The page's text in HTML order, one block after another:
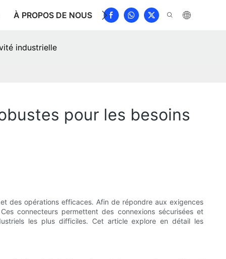
À PROPOS DE NOUS NOUVELLES
industrielle
pour les besoins
des opérations efficaces. Afin de répondre aux exigences
connecteurs permettent des connexions sécurisées et
les plus difficiles. Cet article explore en détail les